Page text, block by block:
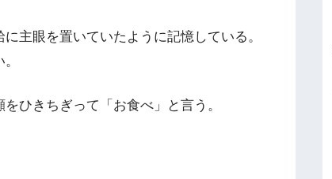
主眼を置いていたように記憶している。
ひきちぎって「お食べ」と言う。